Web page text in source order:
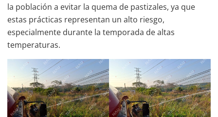
la población a evitar la quema de pastizales, ya que
estas prácticas representan un alto riesgo,
especialmente durante la temporada de altas
temperaturas.